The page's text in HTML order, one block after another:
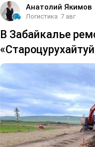
Анатолий Якимов
Логистика 7 авг
В Забайкалье